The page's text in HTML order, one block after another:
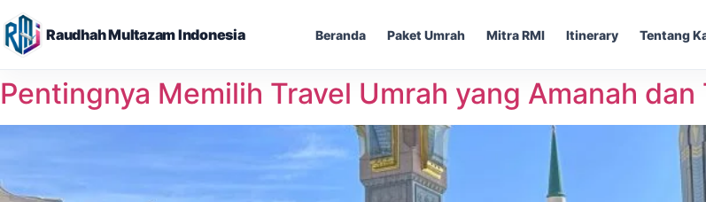
Raudhah Multazam Indonesia Beranda Paket Umrah Mitra RMI Itinerary Tentang
Skip
to
content
Pentingnya Memilih Travel Umrah yang Amanah